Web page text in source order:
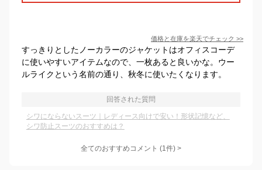
価格と在庫を楽天でチェック >>
すっきりとしたノーカラーのジャケットはオフィスコーデ
に使いやすいアイテムなので、一枚あると良いかな。ウー
ルライクという名前の通り、秋冬に使いたくなります。
回答された質問
シワにならないスーツ｜レディース向けで安い！形状記憶など、
シワ防止スーツのおすすめは？
全てのおすすめコメント (1件) >